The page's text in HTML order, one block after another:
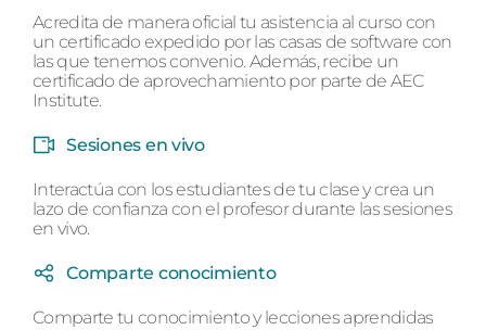
Acredita de manera oficial tu asistencia al curso con
un certificado expedido por las casas de software con
las que tenemos convenio. Además, recibe un
certificado de aprovechamiento por parte de AEC
Institute.
Sesiones en vivo
Interactúa con los estudiantes de tu clase y crea un
lazo de confianza con el profesor durante las sesiones
en vivo.
Comparte conocimiento
Comparte tu conocimiento y lecciones aprendidas